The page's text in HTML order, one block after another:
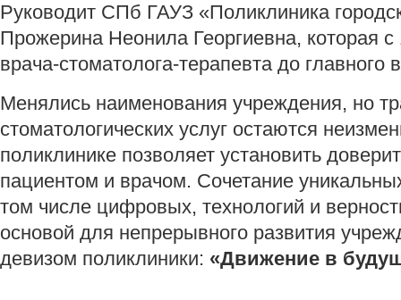
Руководит СПб ГАУЗ «Поликлиника
Прожерина Неонила Георгиевна, которая
врача-стоматолога-терапевта до главного
Менялись наименования учреждения, но
стоматологических услуг остаются
поликлинике позволяет установить
пациентом и врачом. Сочетание
том числе цифровых, технологий и
основой для непрерывного развития
девизом поликлиники: «Движение в